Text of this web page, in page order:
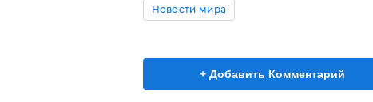
Новости мира
+ Добавить Комментарий